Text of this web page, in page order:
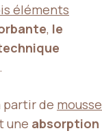
éléments
, le
partir de mousse
une absorption